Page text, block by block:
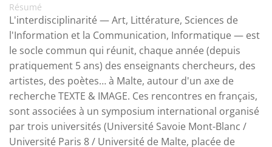
Résumé
L'interdisciplinarité — Art, Littérature, Sciences de
l'Information et la Communication, Informatique — est
le socle commun qui réunit, chaque année (depuis
pratiquement 5 ans) des enseignants chercheurs, des
artistes, des poètes… à Malte, autour d'un axe de
recherche TEXTE & IMAGE. Ces rencontres en français,
sont associées à un symposium international organisé
par trois universités (Université Savoie Mont-Blanc /
Université Paris 8 / Université de Malte, placée de